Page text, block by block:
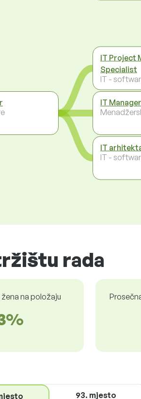
IT Project
Specialist
IT -
IT Manager
IT
IT -
rada
na položaju
93. mjesto